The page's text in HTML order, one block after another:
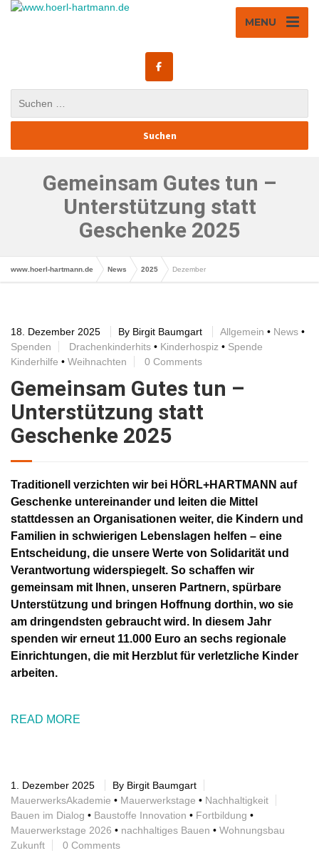
MENU
Gemeinsam Gutes tun –
Unterstützung statt
Geschenke 2025
www.hoerl-hartmann.de News 2025 Dezember
18. Dezember 2025 By Birgit Baumgart Allgemein • News •
Spenden
Drachenkinderhits • Kinderhospiz • Spende
Kinderhilfe • Weihnachten 0 Comments
Gemeinsam Gutes tun –
Unterstützung statt
Geschenke 2025
Traditionell verzichten wir bei HÖRL+HARTMANN auf
Geschenke untereinander und leiten die Mittel
stattdessen an Organisationen weiter, die Kindern und
Familien in schwierigen Lebenslagen helfen – eine
Entscheidung, die unsere Werte von Solidarität und
Verantwortung widerspiegelt. So schaffen wir
gemeinsam mit Ihnen, unseren Partnern, spürbare
Unterstützung und bringen Hoffnung dorthin, wo sie
am dringendsten gebraucht wird. In diesem Jahr
spenden wir erneut 11.000 Euro an sechs regionale
Einrichtungen, die mit Herzblut für verletzliche Kinder
arbeiten.
READ MORE
1. Dezember 2025 By Birgit Baumgart
MauerwerksAkademie • Mauerwerkstage • Nachhaltigkeit
Bauen im Dialog • Baustoffe Innovation • Fortbildung •
Mauerwerkstage 2026 • nachhaltiges Bauen • Wohnungsbau
Zukunft
0 Comments